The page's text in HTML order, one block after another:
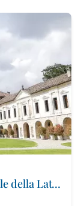
Agriturismo Villa di Modolo - Cortile della Latteria